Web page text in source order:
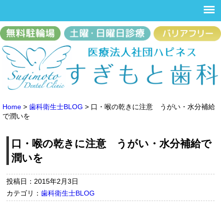
Home > 歯科衛生士BLOG > 口・喉の乾きに注意 うがい・水分補給
で潤いを
口・喉の乾きに注意 うがい・水分補給で
潤いを
投稿日：2015年2月3日
カテゴリ：歯科衛生士BLOG